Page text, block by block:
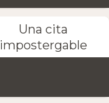
Una cita
impostergable